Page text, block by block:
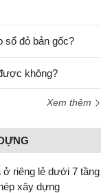
sổ đỏ bản gốc?
không?
Xem thêm
ở riêng lẻ dưới 7 tầng
xây dựng